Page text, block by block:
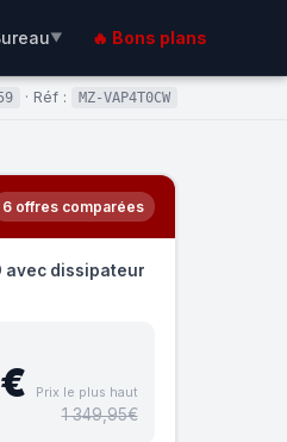
▼ 🔥 Bons plans
· Réf : MZ-VAP4T0CW
6 offres comparées
avec dissipateur
Prix le plus haut
1 349,95€